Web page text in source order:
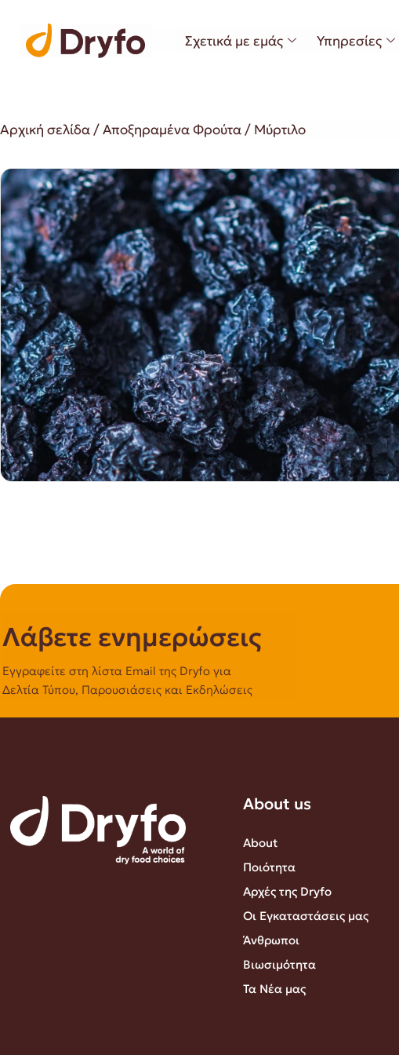
Σχετικά με εμάς Υπηρεσίες
Αρχική σελίδα/Αποξηραμένα Φρούτα/ Μύρτιλο
Λάβετε ενημερώσεις
Εγγραφείτε στη λίστα Email της Dryfo για
Δελτία Τύπου, Παρουσιάσεις και Εκδηλώσεις
About us
About
Ποιότητα
Αρχές της Dryfo
Οι Εγκαταστάσεις μας
Άνθρωποι
Βιωσιμότητα
Τα Νέα μας